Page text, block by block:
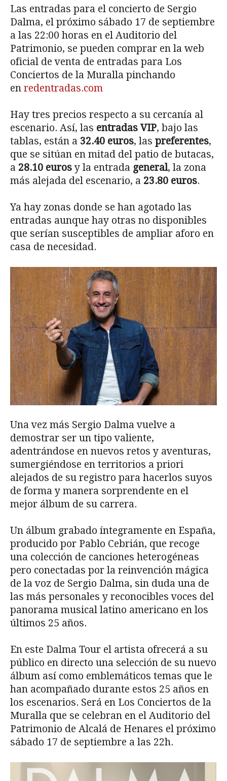
Las entradas para el concierto de Sergio
Dalma, el próximo sábado 17 de septiembre
a las 22:00 horas en el Auditorio del
Patrimonio, se pueden comprar en la web
oficial de venta de entradas para Los
Conciertos de la Muralla pinchando
en redentradas.com
Hay tres precios respecto a su cercanía al
escenario. Así, las entradas VIP, bajo las
tablas, están a 32.40 euros, las preferentes,
que se sitúan en mitad del patio de butacas,
a 28.10 eurosy la entrada general, la zona
más alejada del escenario, a 23.80 euros.
Ya hay zonas donde se han agotado las
entradas aunque hay otras no disponibles
que serían susceptibles de ampliar aforo en
casa de necesidad.
Una vez más Sergio Dalma vuelve a
demostrar ser un tipo valiente,
adentrándose en nuevos retos y aventuras,
sumergiéndose en territorios a priori
alejados de su registro para hacerlos suyos
de forma y manera sorprendente en el
mejor álbum de su carrera.
Un álbum grabado íntegramente en España,
producido por Pablo Cebrián, que recoge
una colección de canciones heterogéneas
pero conectadas por la reinvención mágica
de la voz de Sergio Dalma, sin duda una de
las más personales y reconocibles voces del
panorama musical latino americano en los
últimos 25 años.
En este Dalma Tour el artista ofrecerá a su
público en directo una selección de su nuevo
álbum así como emblemáticos temas que le
han acompañado durante estos 25 años en
los escenarios. Será en Los Conciertos de la
Muralla que se celebran en el Auditorio del
Patrimonio de Alcalá de Henares el próximo
sábado 17 de septiembre a las 22h.